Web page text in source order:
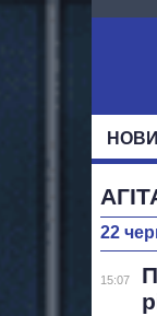
1841
22
15:07